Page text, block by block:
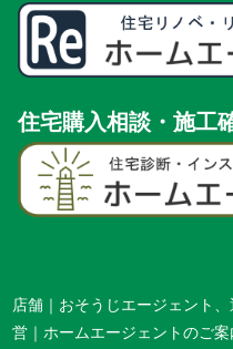
住宅購入相談・施工
店舗｜おそうじエージェント、
営｜ホームエージェントのご案